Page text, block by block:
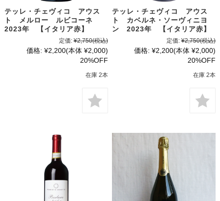
テッレ・チェヴィコ アウス
ト メルロー ルビコーネ
2023年 【イタリア赤】
定価: ¥2,750(税込)
価格: ¥2,200(本体 ¥2,000)
20%OFF
在庫 2本
テッレ・チェヴィコ アウス
ト カベルネ・ソーヴィニヨ
ン 2023年 【イタリア赤】
定価: ¥2,750(税込)
価格: ¥2,200(本体 ¥2,000)
20%OFF
在庫 2本